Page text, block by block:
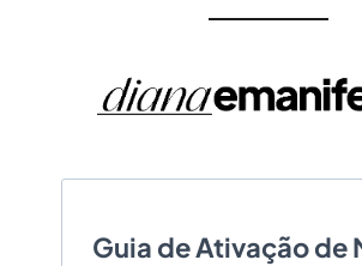
Guia de Ativação de